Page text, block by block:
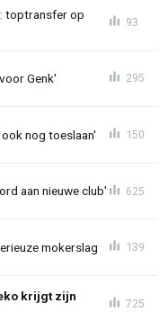
toptransfer op
93
Genk' 295
nog toeslaan' 150
aan nieuwe club' 625
mokerslag 139
krijgt zijn
725